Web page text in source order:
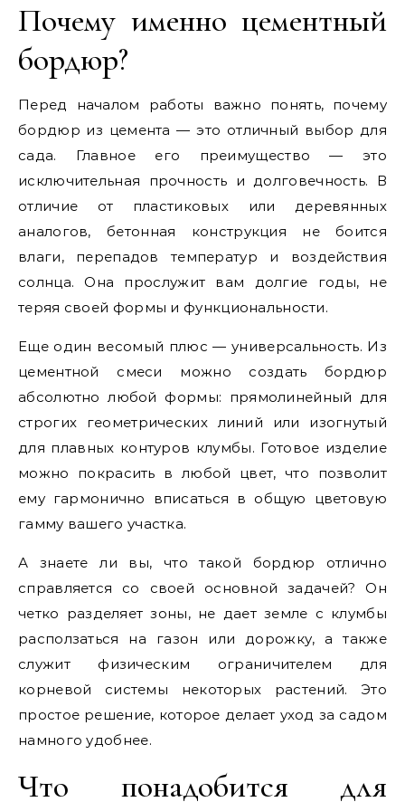
Почему именно цементный
бордюр?
Перед началом работы важно понять, почему
бордюр из цемента — это отличный выбор для
сада. Главное его преимущество — это
исключительная прочность и долговечность. В
отличие от пластиковых или деревянных
аналогов, бетонная конструкция не боится
влаги, перепадов температур и воздействия
солнца. Она прослужит вам долгие годы, не
теряя своей формы и функциональности.
Еще один весомый плюс — универсальность. Из
цементной смеси можно создать бордюр
абсолютно любой формы: прямолинейный для
строгих геометрических линий или изогнутый
для плавных контуров клумбы. Готовое изделие
можно покрасить в любой цвет, что позволит
ему гармонично вписаться в общую цветовую
гамму вашего участка.
А знаете ли вы, что такой бордюр отлично
справляется со своей основной задачей? Он
четко разделяет зоны, не дает земле с клумбы
расползаться на газон или дорожку, а также
служит физическим ограничителем для
корневой системы некоторых растений. Это
простое решение, которое делает уход за садом
намного удобнее.
Что понадобится для